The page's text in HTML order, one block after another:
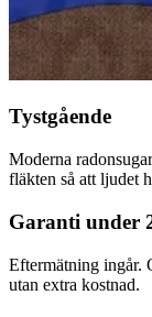
Tystgående
Moderna
fläkten så att ljudet
Garanti under
Eftermätning ingår.
utan extra kostnad.